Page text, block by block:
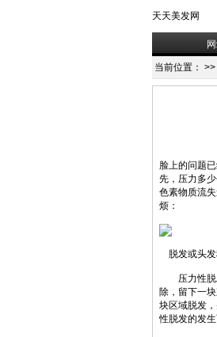
天天美发网
当前位置： >>
脸上的问题
先，压力多
色素物质流
烦：
脱发或头
压力性脱发
除，留下一
块区域脱发
性脱发的发